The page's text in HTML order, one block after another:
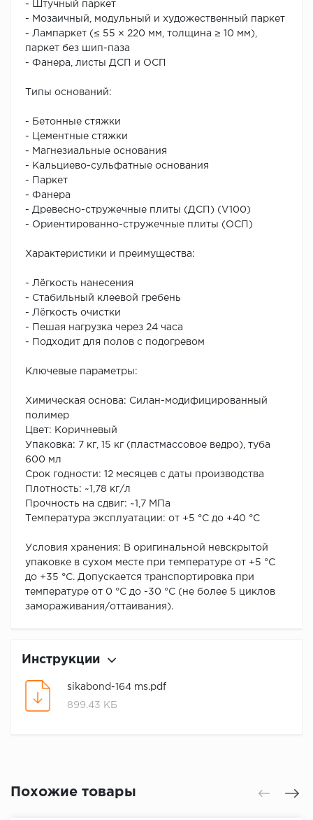
- Штучный паркет
- Мозаичный, модульный и художественный паркет
- Лампаркет (≤ 55 × 220 мм, толщина ≥ 10 мм),
паркет без шип-паза
- Фанера, листы ДСП и ОСП
Типы оснований:
- Бетонные стяжки
- Цементные стяжки
- Магнезиальные основания
- Кальциево-сульфатные основания
- Паркет
- Фанера
- Древесно-стружечные плиты (ДСП) (V100)
- Ориентированно-стружечные плиты (ОСП)
Характеристики и преимущества:
- Лёгкость нанесения
- Стабильный клеевой гребень
- Лёгкость очистки
- Пешая нагрузка через 24 часа
- Подходит для полов с подогревом
Ключевые параметры:
Химическая основа: Силан-модифицированный
полимер
Цвет: Коричневый
Упаковка: 7 кг, 15 кг (пластмассовое ведро), туба
600 мл
Срок годности: 12 месяцев с даты производства
Плотность: ~1,78 кг/л
Прочность на сдвиг: ~1,7 МПа
Температура эксплуатации: от +5 °C до +40 °C
Условия хранения: В оригинальной невскрытой
упаковке в сухом месте при температуре от +5 °C
до +35 °C. Допускается транспортировка при
температуре от 0 °C до -30 °C (не более 5 циклов
замораживания/оттаивания).
Инструкции
sikabond-164 ms.pdf
899.43 КБ
Похожие товары